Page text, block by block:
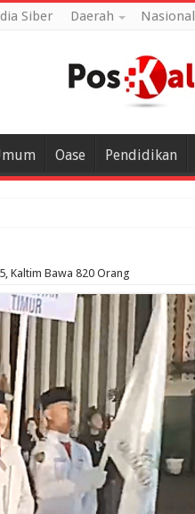
Siber Daerah Nasional
Oase Pendidikan
Kaltim Bawa 820 Orang